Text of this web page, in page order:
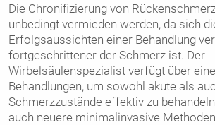
Die Chronifizierung von
unbedingt vermieden werden, da sich
Erfolgsaussichten einer Behandlung
fortgeschrittener der Schmerz ist. Der
Wirbelsäulenspezialist verfügt über
Behandlungen, um sowohl akute als
Schmerzzustände effektiv zu
auch neuere minimalinvasive